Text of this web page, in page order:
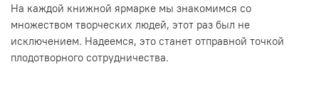
На каждой книжной ярмарке мы знакомимся со
множеством творческих людей, этот раз был не
исключением. Надеемся, это станет отправной точкой
плодотворного сотрудничества.